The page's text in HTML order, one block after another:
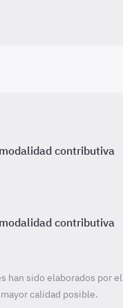
contributiva
contributiva
han sido elaborados por
calidad posible.